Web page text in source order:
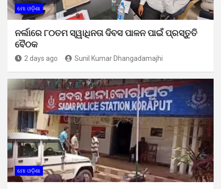
ମୋ ଓଡ଼ିଶା
ନର୍ଲାରେ ୮୦ତମ ସ୍ୱାଧିନତା ଦିବସ ପାଳନ ପାଇଁ ପ୍ରସ୍ତୁତି
ବୈଠକ
2 days ago Sunil Kumar Dhangadamajhi
ମୋ ଓଡ଼ିଶା